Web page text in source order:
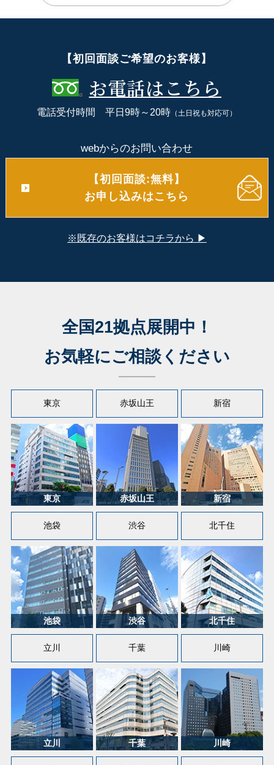
【初回面談ご希望のお客様】
お電話はこちら
電話受付時間 平日9時～20時 （土日祝も対応可）
webからのお問い合わせ
【初回面談:無料】
お申し込みはこちら
※既存のお客様はコチラから ▶
全国21拠点展開中！
お気軽にご相談ください
東京 赤坂山王 新宿
池袋 渋谷 北千住
立川 千葉 川崎